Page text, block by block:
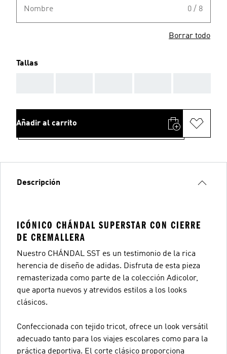
Nombre 0 / 8
Borrar todo
Tallas
Añadir al carrito
Descripción
ICÓNICO CHÁNDAL SUPERSTAR CON CIERRE
DE CREMALLERA
Nuestro CHÁNDAL SST es un testimonio de la rica
herencia de diseño de adidas. Disfruta de esta pieza
remasterizada como parte de la colección Adicolor,
que aporta nuevos y atrevidos estilos a los looks
clásicos.
Confeccionada con tejido tricot, ofrece un look versátil
adecuado tanto para los viajes escolares como para la
práctica deportiva. El corte clásico proporciona